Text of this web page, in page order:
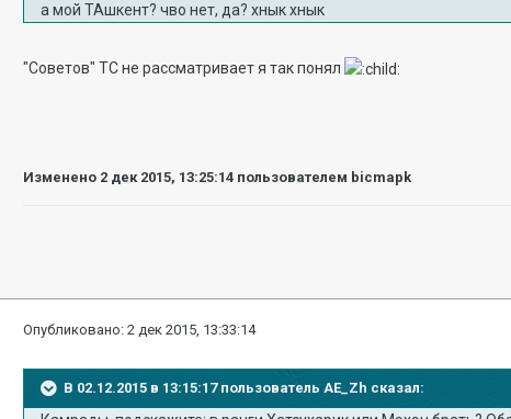
а мой ТАшкент? чво нет, да? хнык хнык
"Советов" ТС не рассматривает я так понял
Изменено 2 дек 2015, 13:25:14 пользователем bicmapk
Опубликовано:2 дек 2015, 13:33:14
В 02.12.2015 в 13:15:17 пользователь AE_Zh сказал: